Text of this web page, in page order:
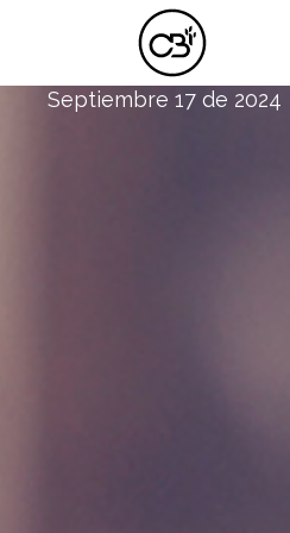
LLAMADO A
Septiembre 17 de 2024